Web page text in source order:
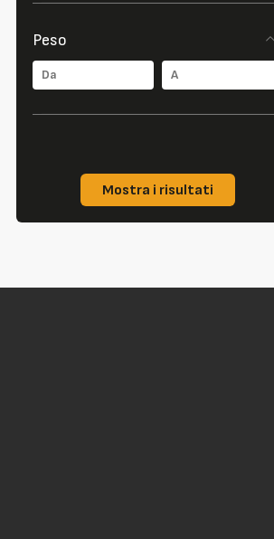
Peso
Mostra i risultati